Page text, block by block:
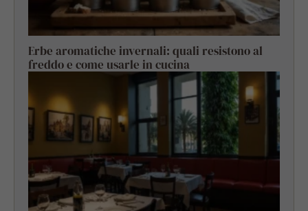
Erbe aromatiche invernali: quali resistono al
freddo e come usarle in cucina